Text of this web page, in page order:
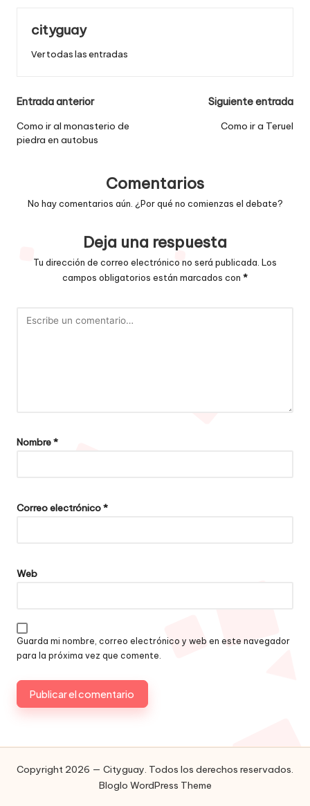
cityguay
Ver todas las entradas
Navegación
de
entradas
Entrada anterior
Como ir al monasterio de
piedra en autobus
Siguiente entrada
Como ir a Teruel
Comentarios
No hay comentarios aún. ¿Por qué no comienzas el debate?
Deja una respuesta
Tu dirección de correo electrónico no será publicada. Los
campos obligatorios están marcados con *
Nombre*
Correo electrónico*
Web
Guarda mi nombre, correo electrónico y web en este navegador
para la próxima vez que comente.
Copyright 2026 — Cityguay. Todos los derechos reservados.
Bloglo WordPress Theme